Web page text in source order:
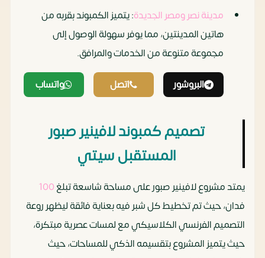
مدينة نصر ومصر الجديدة: يتميز الكمبوند بقربه من
هاتين المدينتين، مما يوفر سهولة الوصول إلى
مجموعة متنوعة من الخدمات والمرافق. ‏
البروشور اتصل واتساب
تصميم كمبوند لافينير صبور
المستقبل سيتي
يمتد مشروع لافينير صبور على مساحة شاسعة تبلغ100
فدان، حيث تم تخطيط كل شبر فيه بعناية فائقة ليظهر روعة
التصميم الفرنسي الكلاسيكي مع لمسات عصرية مبتكرة،
حيث يتميز المشروع بتقسيمه الذكي للمساحات، حيث